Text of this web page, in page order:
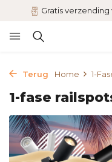
Gratis verzending
Terug Home 1-
1-fase